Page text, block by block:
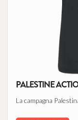
PALESTINE
La campagna